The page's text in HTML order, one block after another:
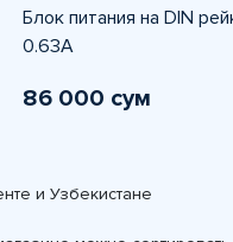
Блок питания на DIN
0.63А
86 000 сум
и Узбекистане